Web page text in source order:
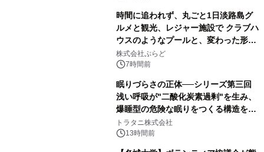
時間に追われず、丸ごと1日淡路島グ
ルメと観光、レジャー施設で クラブハ
ウスのようなプールと、変わった形の
サウナも 「THE BOXY AWAJI」のお
得な素泊まり連泊プランで
株式会社ぷらど
7時間前
眠りづらさの正体──シリーズ第三回
浅い呼吸が"二酸化炭素過剰"を生み、
爆睡型の危険な眠りをつくる構造を解
説
トラタニ株式会社
13時間前